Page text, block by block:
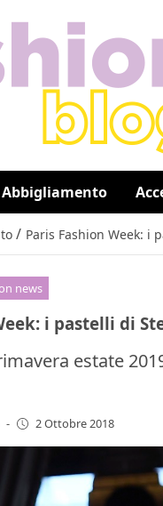
Abbigliamento
/ Paris Fashion Week: i
news
i pastelli di
estate
- 2 Ottobre 2018